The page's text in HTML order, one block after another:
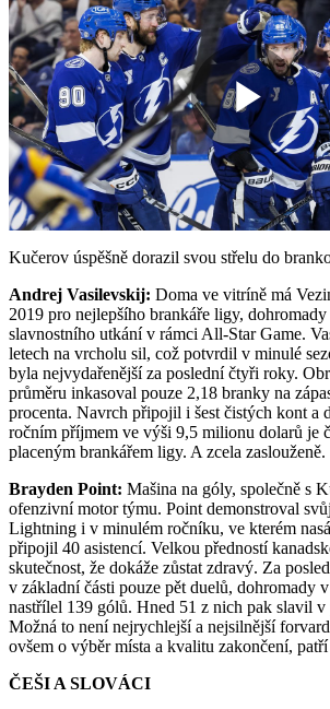
Kučerov úspěšně dorazil svou střelu do
Andrej Vasilevskij: Doma ve vitríně má
2019 pro nejlepšího brankáře ligy, dohromady
slavnostního utkání v rámci All-Star Game.
letech na vrcholu sil, což potvrdil v minulé
byla nejvydařenější za poslední čtyři roky.
průměru inkasoval pouze 2,18 branky na
procenta. Navrch připojil i šest čistých kont a
ročním příjmem ve výši 9,5 milionu dolarů je
placeným brankářem ligy. A zcela zaslouženě.
Brayden Point: Mašina na góly, společně s
ofenzivní motor týmu. Point demonstroval
Lightning i v minulém ročníku, ve kterém
připojil 40 asistencí. Velkou předností
skutečnost, že dokáže zůstat zdravý. Za
v základní části pouze pět duelů, dohromady
nastřílel 139 gólů. Hned 51 z nich pak slavil v
Možná to není nejrychlejší a nejsilnější
ovšem o výběr místa a kvalitu zakončení,
ČEŠI A SLOVÁCI